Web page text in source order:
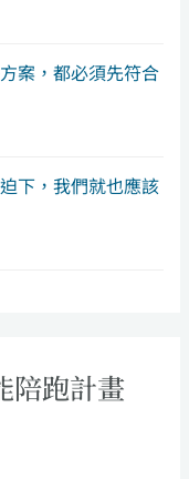
案，都必須先符合
下，我們就也應該
陪跑計畫